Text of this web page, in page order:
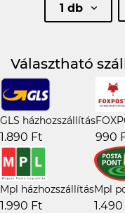
1 db
Választható
GLS házhozszállítás
1.890 Ft 990
Mpl házhozszállítás
1.990 Ft
Mpl